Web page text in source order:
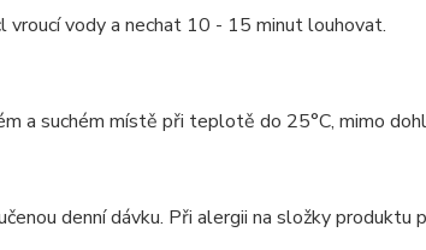
vroucí vody a nechat 10 - 15 minut louhovat.
a suchém místě při teplotě do 25°C, mimo
denní dávku. Při alergii na složky